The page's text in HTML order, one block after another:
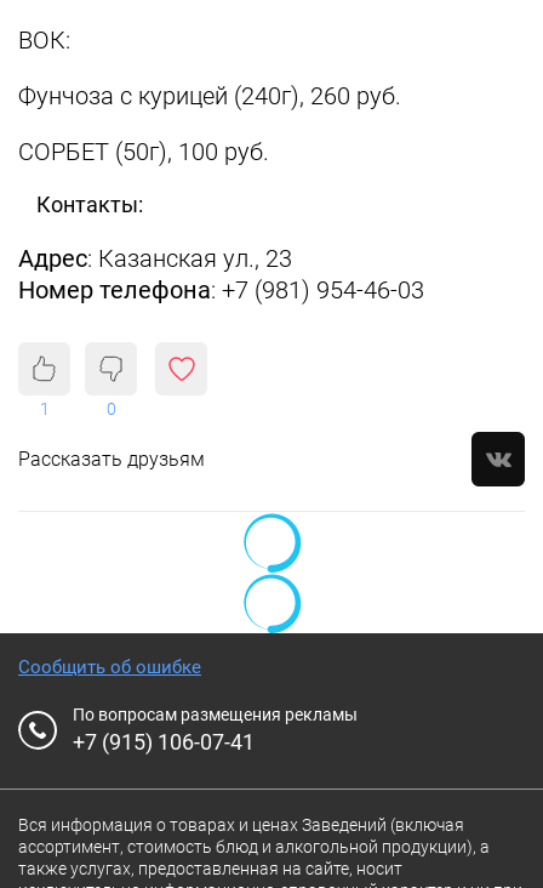
ВОК:
Фунчоза с курицей (240г), 260 руб.
СОРБЕТ (50г), 100 руб.
Контакты:
Адрес: Казанская ул., 23
Номер телефона: +7 (981) 954-46-03
1 0
Рассказать друзьям
Сообщить об ошибке
По вопросам размещения рекламы
+7 (915) 106-07-41
Вся информация о товарах и ценах Заведений (включая
ассортимент, стоимость блюд и алкогольной продукции), а
также услугах, предоставленная на сайте, носит